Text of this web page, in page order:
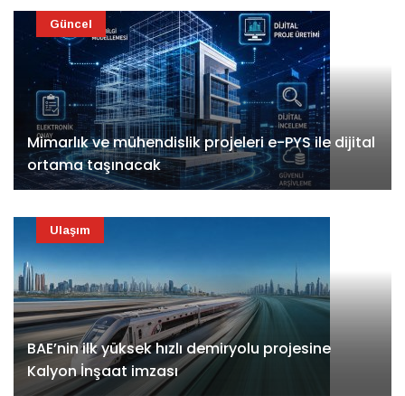
Mimarlık ve mühendislik projeleri e-PYS ile dijital
ortama taşınacak
Güncel
BAE’nin ilk yüksek hızlı demiryolu projesine
Kalyon İnşaat imzası
Ulaşım